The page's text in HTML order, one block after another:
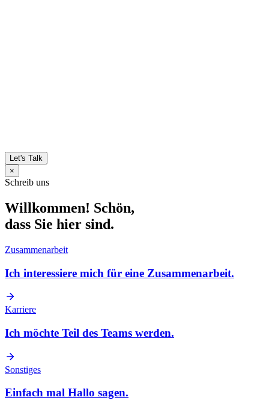
Let's Talk
×
Schreib uns
Willkommen! Schön,
dass Sie hier sind.
Zusammenarbeit
Ich interessiere mich für eine Zusammenarbeit.
Karriere
Ich möchte Teil des Teams werden.
Sonstiges
Einfach mal Hallo sagen.